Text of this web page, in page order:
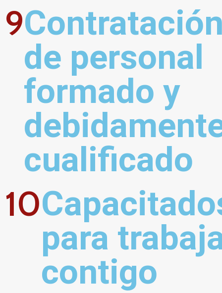
9
de personal
formado y
cualificado
10
para
contigo